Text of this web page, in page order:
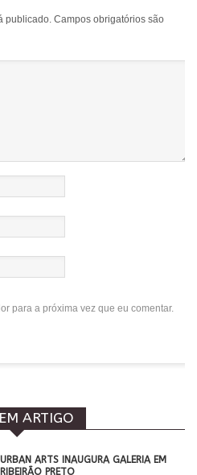
publicado. Campos obrigatórios são
para a próxima vez que eu comentar.
ARTIGO
​URBAN ARTS INAUGURA GALERIA EM
RIBEIRÃO PRETO